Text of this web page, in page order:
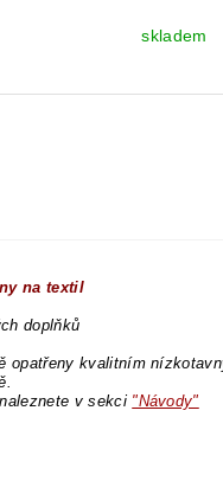
skladem
na textil
doplňků
opatřeny kvalitním
v sekci "Návody"